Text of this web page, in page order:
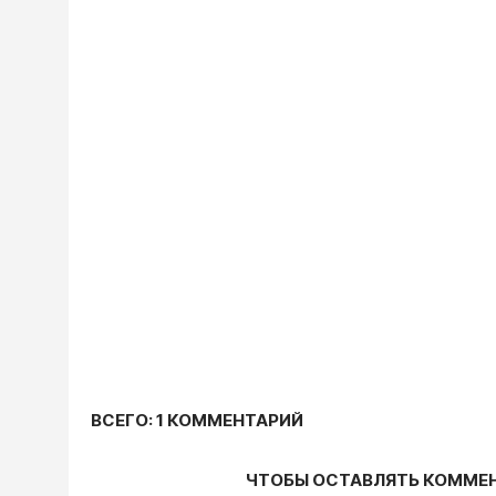
ВСЕГО: 1 КОММЕНТАРИЙ
ЧТОБЫ ОСТАВЛЯТЬ